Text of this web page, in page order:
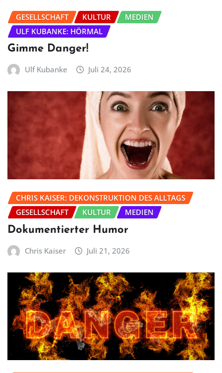
GESELLSCHAFT KULTUR
MEDIEN
ULF KUBANKE: HÖRMAL
Gimme Danger!
Ulf Kubanke Juli 24, 2026
CHRIS KAISER: DEKONSTRUKTION DES ALLTAGS
GESELLSCHAFT
KULTUR MEDIEN
Dokumentierter Humor
Chris Kaiser Juli 21, 2026